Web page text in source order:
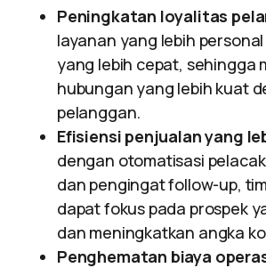
Peningkatan loyalitas
layanan yang lebih
yang lebih cepat, sehingga
hubungan yang lebih kuat
pelanggan.
Efisiensi penjualan yang
dengan otomatisasi
dan pengingat follow-up,
dapat fokus pada prospek
dan meningkatkan angka
Penghematan biaya